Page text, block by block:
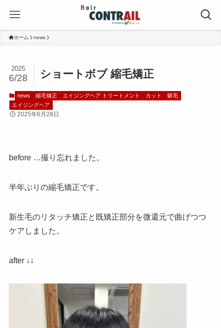
ホーム news
ショートボブ 縮毛矯正
2025
6/28
news 縮毛矯正 エイジングヘア トリートメント カット
癖毛
エイジングヘア
2025年6月28日
before …撮り忘れました。
半年ぶりの縮毛矯正です。
新生毛のリタッチ矯正と既矯正部分を微還元で曲げつつ
ケアしました。
after ↓↓